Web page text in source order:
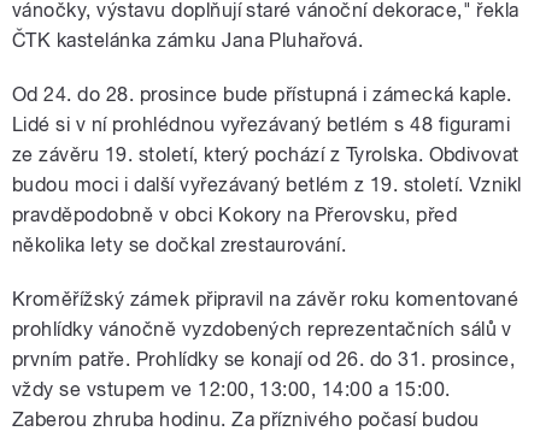
vánočky, výstavu doplňují staré vánoční dekorace," řekla
ČTK kastelánka zámku Jana Pluhařová.
Od 24. do 28. prosince bude přístupná i zámecká kaple.
Lidé si v ní prohlédnou vyřezávaný betlém s 48 figurami
ze závěru 19. století, který pochází z Tyrolska. Obdivovat
budou moci i další vyřezávaný betlém z 19. století. Vznikl
pravděpodobně v obci Kokory na Přerovsku, před
několika lety se dočkal zrestaurování.
Kroměřížský zámek připravil na závěr roku komentované
prohlídky vánočně vyzdobených reprezentačních sálů v
prvním patře. Prohlídky se konají od 26. do 31. prosince,
vždy se vstupem ve 12:00, 13:00, 14:00 a 15:00.
Zaberou zhruba hodinu. Za příznivého počasí budou